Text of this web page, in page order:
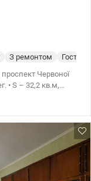
З ремонтом
Червоної
• S – 32,2 кв.м,
майданчики,
гімназія,
аптеки, салони
магазини,